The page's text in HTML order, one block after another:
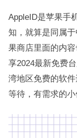
AppleID是苹果手
知，就算是同属
果商店里面的内
享2024最新免费
湾地区免费的软
等待，有需求的小